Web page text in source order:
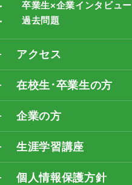
卒業生×企業インタビュー
過去問題
アクセス
在校生･卒業生の方
企業の方
生涯学習講座
個人情報保護方針